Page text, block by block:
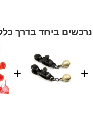
ביחד בדרך